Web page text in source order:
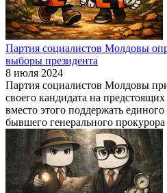
Партия социалистов Молдовы
выборы президента
8 июля 2024
Партия социалистов Молдовы
своего кандидата на
вместо этого поддержать
бывшего генерального